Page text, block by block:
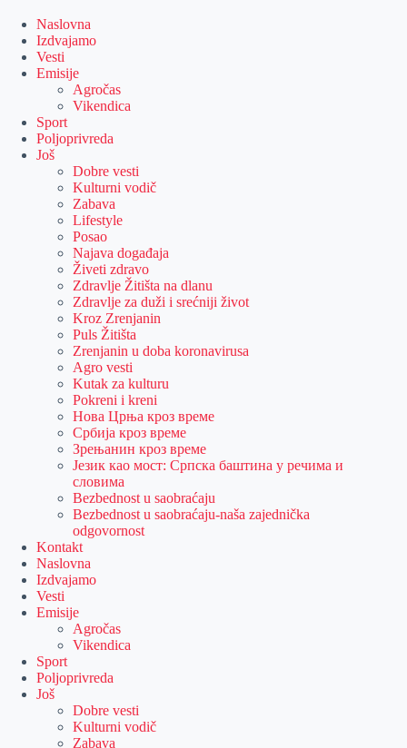
content
Naslovna
Izdvajamo
Vesti
Emisije
Agročas
Vikendica
Sport
Poljoprivreda
Još
Dobre vesti
Kulturni vodič
Zabava
Lifestyle
Posao
Najava događaja
Živeti zdravo
Zdravlje Žitišta na dlanu
Zdravlje za duži i srećniji život
Kroz Zrenjanin
Puls Žitišta
Zrenjanin u doba koronavirusa
Agro vesti
Kutak za kulturu
Pokreni i kreni
Нова Црња кроз време
Србија кроз време
Зрењанин кроз време
Језик као мост: Српска баштина у речима и
словима
Bezbednost u saobraćaju
Bezbednost u saobraćaju-naša zajednička
odgovornost
Kontakt
Naslovna
Izdvajamo
Vesti
Emisije
Agročas
Vikendica
Sport
Poljoprivreda
Još
Dobre vesti
Kulturni vodič
Zabava